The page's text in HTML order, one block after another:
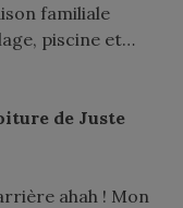
familiale
piscine et…
de Juste
ahah ! Mon